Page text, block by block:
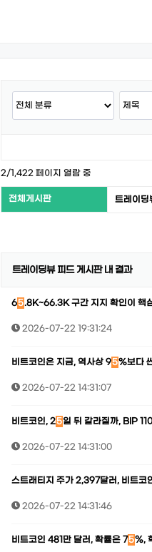
2/1,422 페이지 열람 중
전체게시판 트레이딩
트레이딩뷰 피드 게시판 내 결과
65.8K~66.3K 구간 지지 확인이 핵심
2026-07-22 19:31:24
비트코인은 지금, 역사상 95%보다
2026-07-22 14:31:07
비트코인, 25일 뒤 갈라질까, BIP
2026-07-22 14:31:00
스트래티지 주가 2,397달러, 비트코
2026-07-22 14:31:46
비트코인 481만 달러, 확률은 75%,